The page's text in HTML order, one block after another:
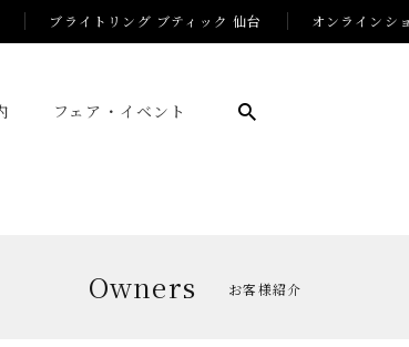
ブライトリング ブティック 仙台 オンラインシ
フェア・イベント
Owners お客様紹介